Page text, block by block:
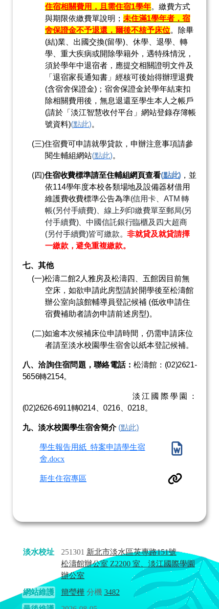
住宿相關費用，且需住宿1學年。繳費方式
與期限依繳費單說明；未住滿1學年者，宿
舍保證金不予退還，爾後不核予床位。除畢
(結)業、出國交換(留學) 、休學、退學、轉
學、重大疾病或開除學籍外，遇特殊情況，
須於學年中退宿者，應提交相關證明文件及
「退宿家長通知書」經核可後始得辦理退費
(含宿舍保證金) ；宿舍保證金於學年結束扣
除相關費用後，無息退還至學生本人之帳戶
(請於「淡江智慧收付平台」網站登錄存簿帳
號資料)(點此)。
(三)住宿費可申請就學貸款，申辦注意事項請參
閱生輔組網站(點此)。
(四)住宿收費標準請至住輔組網頁查看(點此) ，並
依114學年度本校各類場地及設備器材借用
維護費收費標準公告為準(信用卡、 ATM轉
帳(另付手續費) 、線上列印繳費單至郵局(另
付手續費)、中國信託銀行臨櫃及四大超商
(另付手續費)皆可繳款。非就貸及就貸請擇
一繳款，避免重複繳款。
七、其他
(一)松濤二館2 人雅房及松濤四、五館因目前無
空床，如欲申請此房型請於開學後至松濤館
辦公室向該館輔導員登記候補 (低收申請住
宿費補助者請勿申請前述房型)。
(二)如逾本次候補床位申請時間，仍需申請床位
者請至淡水校園學生宿舍以紙本登記候補。
八、洽詢住宿問題，聯絡電話：松濤館： (02)2621-
5656轉2154。
淡江國際學園：
(02)2626-6911轉0214、0216、0218。
九、淡水校園學生宿舍簡介 (點此)
學生報告用紙_特案申請學生宿
舍.docx
新生住宿專區
淡水校址 251301 新北市淡水區英專路151號
松濤館辦公室 Z2200 室、淡江國際學園
辦公室
網站維護
簡瑩樺分機 3482